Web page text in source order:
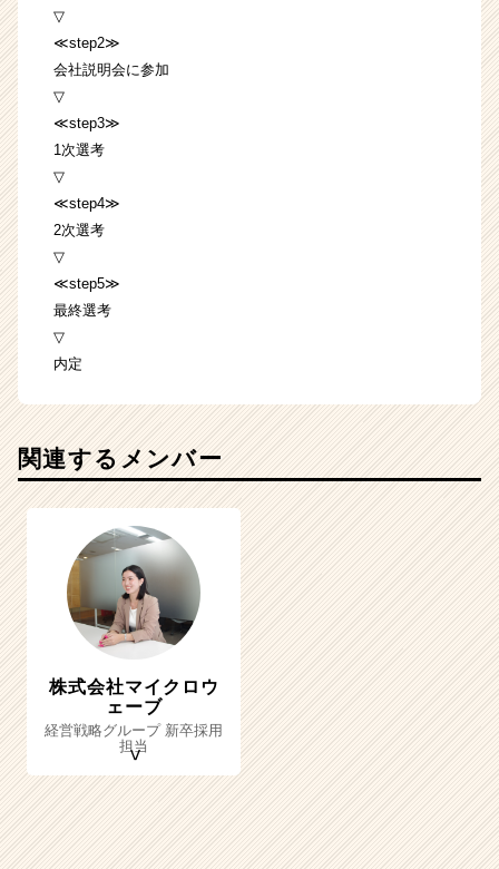
▽
≪step2≫
会社説明会に参加
▽
≪step3≫
1次選考
▽
≪step4≫
2次選考
▽
≪step5≫
最終選考
▽
内定
関連するメンバー
株式会社マイクロウ
ェーブ
経営戦略グループ 新卒採用
担当